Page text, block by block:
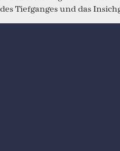
des Tiefganges und das